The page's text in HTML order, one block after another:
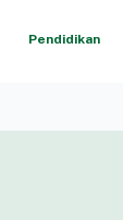
Pendidikan